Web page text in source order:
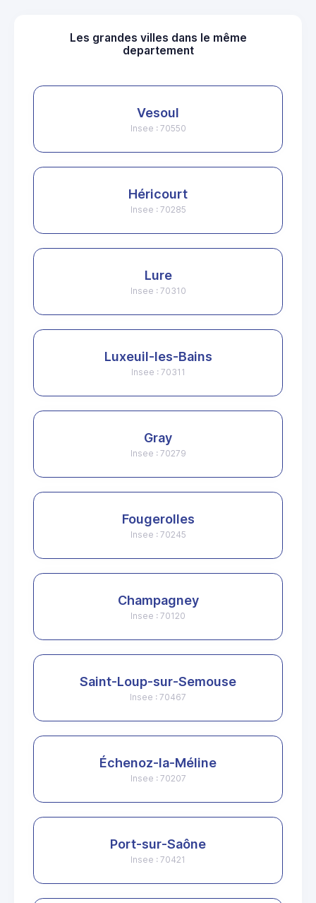
Les grandes villes dans le même
departement
Vesoul
Insee : 70550
Héricourt
Insee : 70285
Lure
Insee : 70310
Luxeuil-les-Bains
Insee : 70311
Gray
Insee : 70279
Fougerolles
Insee : 70245
Champagney
Insee : 70120
Saint-Loup-sur-Semouse
Insee : 70467
Échenoz-la-Méline
Insee : 70207
Port-sur-Saône
Insee : 70421